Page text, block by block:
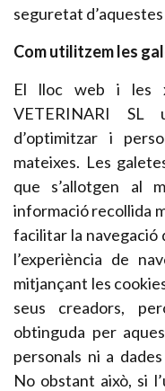
seguretat
Com utilitzem les
El lloc web i les
VETERINARI SL
d’optimitzar i
mateixes. Les
que s’allotgen al
informació recollida
facilitar la navegació
l’experiència de
mitjançant les
seus creadors,
obtinguda per
personals ni a
No obstant això, si